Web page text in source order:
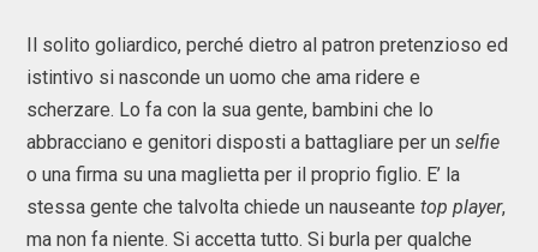
Il solito goliardico, perché dietro al patron pretenzioso ed
istintivo si nasconde un uomo che ama ridere e
scherzare. Lo fa con la sua gente, bambini che lo
abbracciano e genitori disposti a battagliare per un selfie
o una firma su una maglietta per il proprio figlio. E’ la
stessa gente che talvolta chiede un nauseante top player,
ma non fa niente. Si accetta tutto. Si burla per qualche